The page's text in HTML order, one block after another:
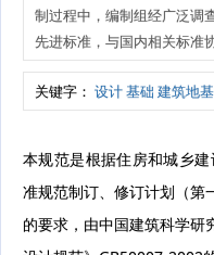
制过程中，编制组经广泛调
先进标准，与国内相关标准
关键字： 设计基础 建筑地基
本规范是根据住房和城乡
准规范制订、修订计划（第
的要求，由中国建筑科学研